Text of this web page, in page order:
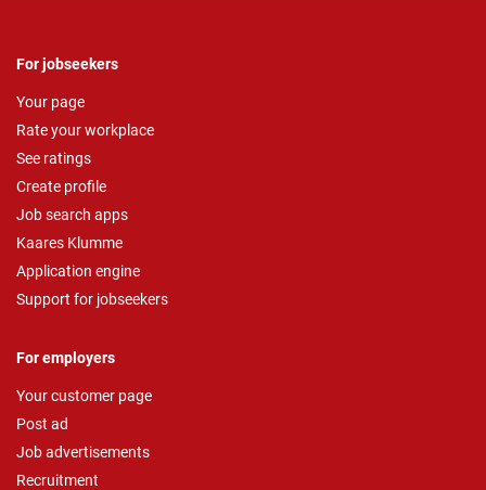
For jobseekers
Your page
Rate your workplace
See ratings
Create profile
Job search apps
Kaares Klumme
Application engine
Support for jobseekers
For employers
Your customer page
Post ad
Job advertisements
Recruitment